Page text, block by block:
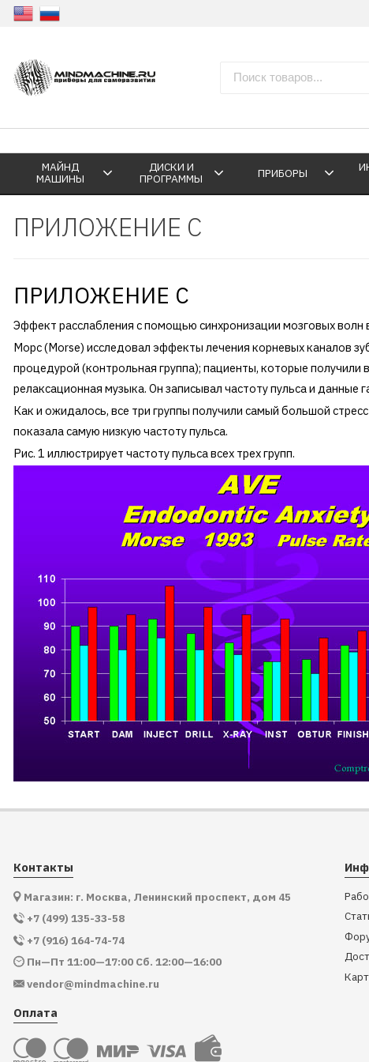
МАЙНД
МАШИНЫ
ДИСКИ И
ПРОГРАММЫ
ПРИБОРЫ
ПРИЛОЖЕНИЕ С
ПРИЛОЖЕНИЕ С
Эффект расслабления с помощью синхронизации мозговых волн
Морс (Morse) исследовал эффекты лечения корневых каналов
процедурой (контрольная группа); пациенты, которые
релаксационная музыка. Он записывал частоту пульса и
Как и ожидалось, все три группы получили самый большой
показала самую низкую частоту пульса.
Рис. 1 иллюстрирует частоту пульса всех трех групп.
Контакты
Магазин: г. Москва, Ленинский проспект, дом 45
+7 (499) 135-33-58
+7 (916) 164-74-74
Пн—Пт 11:00—17:00 Сб. 12:00—16:00
vendor@mindmachine.ru
Оплата